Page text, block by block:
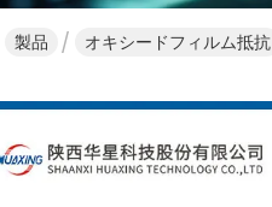
製品 オキシードフィルム抵抗